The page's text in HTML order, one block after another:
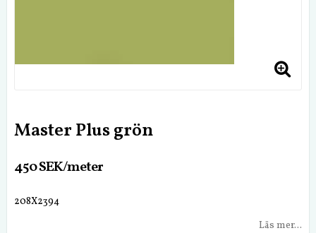
Master Plus grön
450 SEK/meter
208X2394
Läs mer...